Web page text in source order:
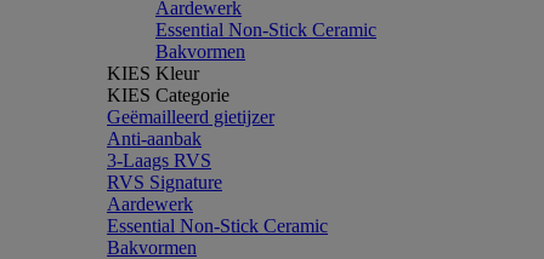
Aardewerk
Essential Non-Stick Ceramic
Bakvormen
KIES Kleur
KIES Categorie
Geëmailleerd gietijzer
Anti-aanbak
3-Laags RVS
RVS Signature
Aardewerk
Essential Non-Stick Ceramic
Bakvormen